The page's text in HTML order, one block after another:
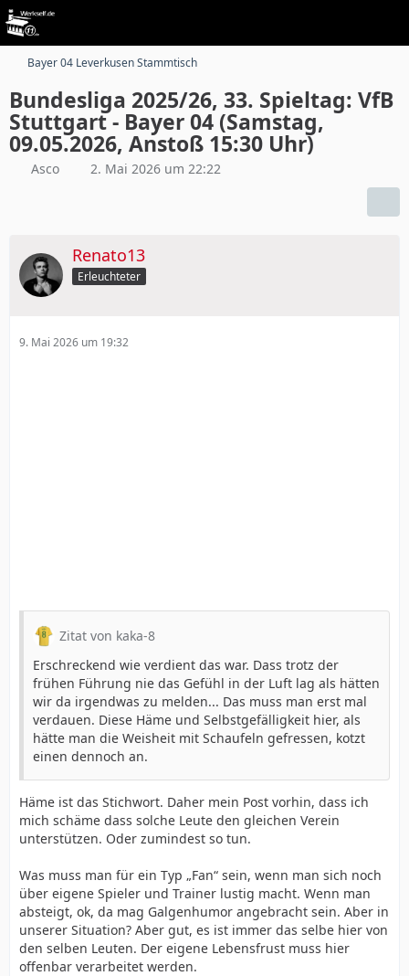
Bayer 04 Leverkusen Stammtisch
Bundesliga 2025/26, 33. Spieltag: VfB
Stuttgart - Bayer 04 (Samstag,
09.05.2026, Anstoß 15:30 Uhr)
Asco 2. Mai 2026 um 22:22
Renato13
Erleuchteter
9. Mai 2026 um 19:32
Zitat von kaka-8
Erschreckend wie verdient das war. Dass trotz der
frühen Führung nie das Gefühl in der Luft lag als hätten
wir da irgendwas zu melden... Das muss man erst mal
verdauen. Diese Häme und Selbstgefälligkeit hier, als
hätte man die Weisheit mit Schaufeln gefressen, kotzt
einen dennoch an.
Häme ist das Stichwort. Daher mein Post vorhin, dass ich
mich schäme dass solche Leute den gleichen Verein
unterstützen. Oder zumindest so tun.
Was muss man für ein Typ „Fan“ sein, wenn man sich noch
über eigene Spieler und Trainer lustig macht. Wenn man
absteigt, ok, da mag Galgenhumor angebracht sein. Aber in
unserer Situation? Aber gut, es ist immer das selbe hier von
den selben Leuten. Der eigene Lebensfrust muss hier
offenbar verarbeitet werden.